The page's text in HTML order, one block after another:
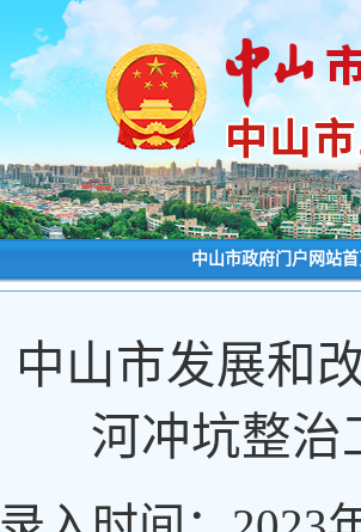
中山市政府门户网站
中山市发展和
河冲坑整治